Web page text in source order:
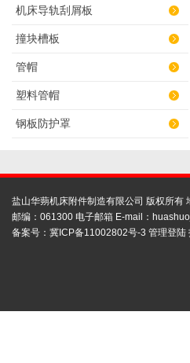
机床导轨刮屑板
撞块槽板
管帽
塑料管帽
钢板防护罩
盐山华蒴机床附件制造有限公司 版权所有
邮编：061300 电子邮箱 E-mail：
备案号： 冀ICP备11002802号-3 管理登陆